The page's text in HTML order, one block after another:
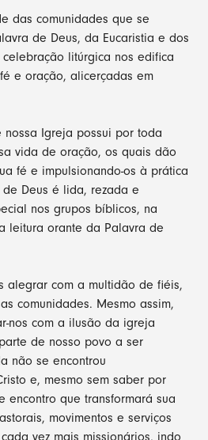
das comunidades que se
de Deus, da Eucaristia e dos
litúrgica nos edifica
e oração, alicerçadas em
nossa Igreja possui por toda
vida de oração, os quais dão
fé e impulsionando-os à prática
Deus é lida, rezada e
nos grupos bíblicos, na
leitura orante da Palavra de
alegrar com a multidão de fiéis,
comunidades. Mesmo assim,
nos com a ilusão da igreja
de nosso povo a ser
não se encontrou
e, mesmo sem saber por
encontro que transformará sua
movimentos e serviços
vez mais missionários, indo